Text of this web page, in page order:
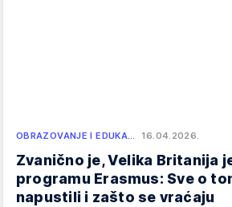
OBRAZOVANJE I EDUKA… 16.04.2026.
Zvanično je, Velika Britanija
programu Erasmus: Sve o
napustili i zašto se vraćaju